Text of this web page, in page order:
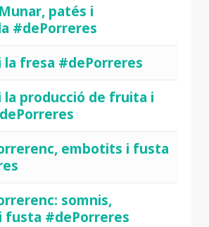
patés i
#dePorreres
la fresa #dePorreres
la producció de fruita i
embotits i fusta
somnis,
fusta #dePorreres